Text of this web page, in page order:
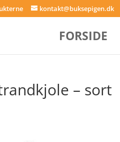
kontakt@buksepigen.dk
FORSIDE
– sort